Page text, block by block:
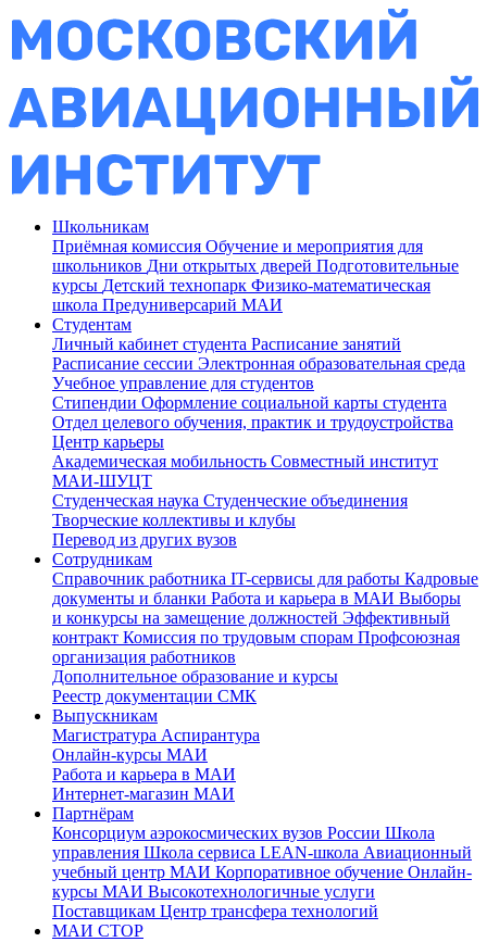
Школьникам
Приёмная комиссия Обучение и мероприятия для
школьников Дни открытых дверей Подготовительные
курсы Детский технопарк Физико-математическая
школа Предуниверсарий МАИ
Студентам
Личный кабинет студента Расписание занятий
Расписание сессии Электронная образовательная среда
Учебное управление для студентов
Стипендии Оформление социальной карты студента
Отдел целевого обучения, практик и трудоустройства
Центр карьеры
Академическая мобильность Совместный институт
МАИ-ШУЦТ
Студенческая наука Студенческие объединения
Творческие коллективы и клубы
Перевод из других вузов
Сотрудникам
Cправочник работника IT-сервисы для работы Кадровые
документы и бланки Работа и карьера в МАИ Выборы
и конкурсы на замещение должностей Эффективный
контракт Комиссия по трудовым спорам Профсоюзная
организация работников
Дополнительное образование и курсы
Реестр документации СМК
Выпускникам
Магистратура Аспирантура
Онлайн-курсы МАИ
Работа и карьера в МАИ
Интернет-магазин МАИ
Партнёрам
Консорциум аэрокосмических вузов России Школа
управления Школа сервиса LEAN-школа Авиационный
учебный центр МАИ Корпоративное обучение Онлайн-
курсы МАИ Высокотехнологичные услуги
Поставщикам Центр трансфера технологий
МАИ СТОР